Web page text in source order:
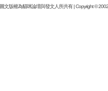
圖文版權為貓咪論壇與發文人所共有 | Copyright ©